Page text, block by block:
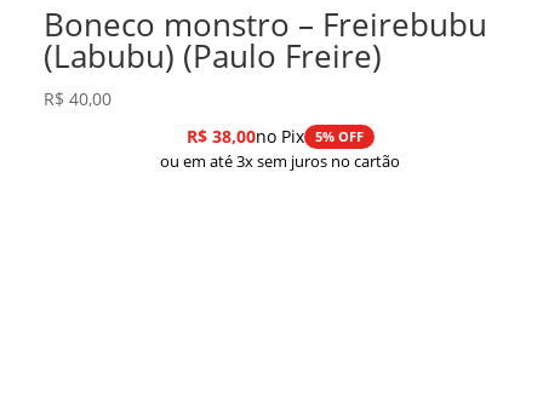
Boneco monstro – Freirebubu
(Labubu) (Paulo Freire)
R$ 40,00
R$38,00no Pix 5% OFF
ou em até 3x sem juros no cartão